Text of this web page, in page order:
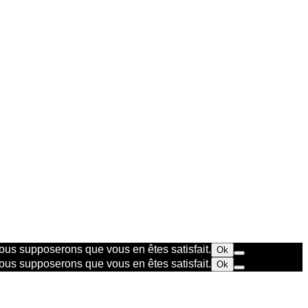
supposerons que vous en êtes satisfait. Ok
supposerons que vous en êtes satisfait. Ok